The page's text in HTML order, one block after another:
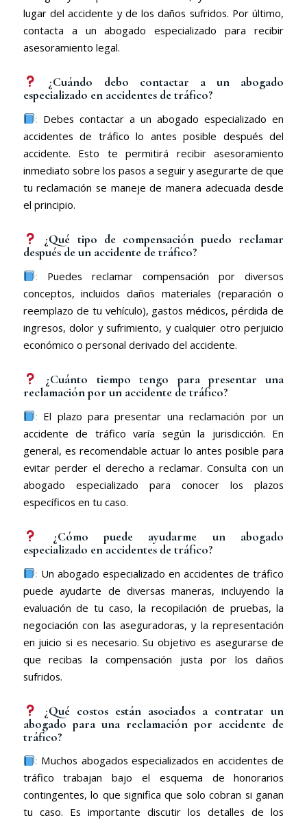
lugar del accidente y de los daños sufridos. Por último,
contacta a un abogado especializado para recibir
asesoramiento legal.
¿Cuándo debo contactar a un abogado
especializado en accidentes de tráfico?
: Debes contactar a un abogado especializado en
accidentes de tráfico lo antes posible después del
accidente. Esto te permitirá recibir asesoramiento
inmediato sobre los pasos a seguir y asegurarte de que
tu reclamación se maneje de manera adecuada desde
el principio.
¿Qué tipo de compensación puedo reclamar
después de un accidente de tráfico?
: Puedes reclamar compensación por diversos
conceptos, incluidos daños materiales (reparación o
reemplazo de tu vehículo), gastos médicos, pérdida de
ingresos, dolor y sufrimiento, y cualquier otro perjuicio
económico o personal derivado del accidente.
¿Cuánto tiempo tengo para presentar una
reclamación por un accidente de tráfico?
: El plazo para presentar una reclamación por un
accidente de tráfico varía según la jurisdicción. En
general, es recomendable actuar lo antes posible para
evitar perder el derecho a reclamar. Consulta con un
abogado especializado para conocer los plazos
específicos en tu caso.
¿Cómo puede ayudarme un abogado
especializado en accidentes de tráfico?
: Un abogado especializado en accidentes de tráfico
puede ayudarte de diversas maneras, incluyendo la
evaluación de tu caso, la recopilación de pruebas, la
negociación con las aseguradoras, y la representación
en juicio si es necesario. Su objetivo es asegurarse de
que recibas la compensación justa por los daños
sufridos.
¿Qué costos están asociados a contratar un
abogado para una reclamación por accidente de
tráfico?
: Muchos abogados especializados en accidentes de
tráfico trabajan bajo el esquema de honorarios
contingentes, lo que significa que solo cobran si ganan
tu caso. Es importante discutir los detalles de los